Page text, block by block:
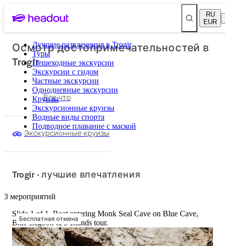
RU
EUR
Лучшие развлечения в Trogir
Туры
Пешеходные экскурсии
Экскурсии с гидом
Частные экскурсии
Однодневные экскурсии
Круизы
Экскурсионные круизы
Водные виды спорта
Подводное плавание с маской
Осмотр достопримечательностей в
Trogir
Все что
Экскурсионные круизы
Trogir - лучшие впечатления
3 мероприятий
Бесплатная отмена
Slide 1 of 1, Boat entering Monk Seal Cave on Blue Cave,
Blue Lagoon & 5 Islands tour.